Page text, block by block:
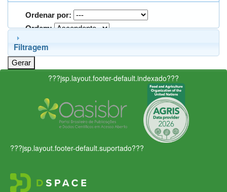
Ordenar por:
Ordem:
Filtragem
???jsp.layout.footer-default.indexado???
???jsp.layout.footer-default.suportado???